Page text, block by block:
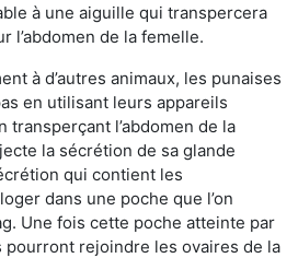
à une aiguille qui transpercera
l’abdomen de la femelle.
à d’autres animaux, les punaises
en utilisant leurs appareils
transperçant l’abdomen de la
la sécrétion de sa glande
qui contient les
dans une poche que l’on
Une fois cette poche atteinte par
pourront rejoindre les ovaires de la